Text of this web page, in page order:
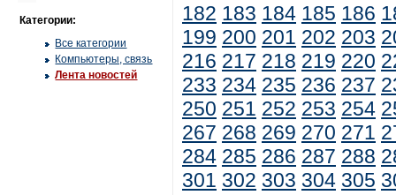
Категории:
Все категории
Компьютеры, связь
Лента новостей
182 183 184 185 186
199 200 201 202 203
216 217 218 219 220
233 234 235 236 237
250 251 252 253 254
267 268 269 270 271
284 285 286 287 288
301 302 303 304 305